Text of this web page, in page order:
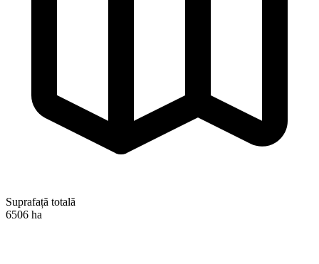
Suprafață totală
6506 ha